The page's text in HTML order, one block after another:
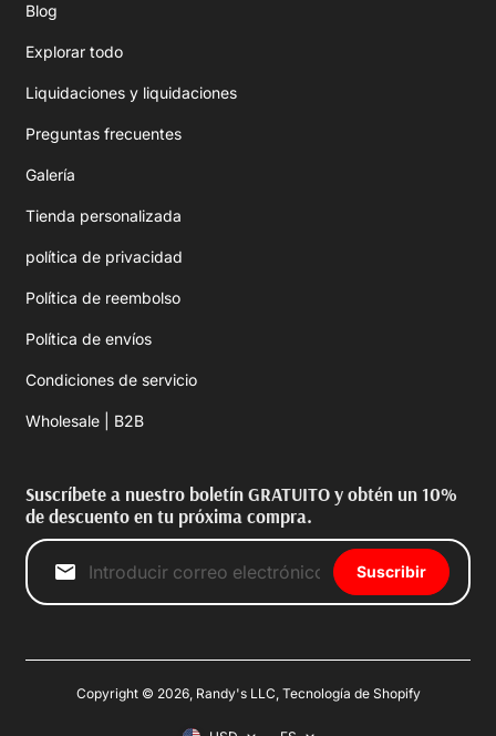
Blog
Explorar todo
Liquidaciones y liquidaciones
Preguntas frecuentes
Galería
Tienda personalizada
política de privacidad
Política de reembolso
Política de envíos
Condiciones de servicio
Wholesale | B2B
Suscríbete a nuestro boletín GRATUITO y obtén un 10%
de descuento en tu próxima compra.
Suscribir
Copyright © 2026, Randy's LLC, Tecnología de Shopify